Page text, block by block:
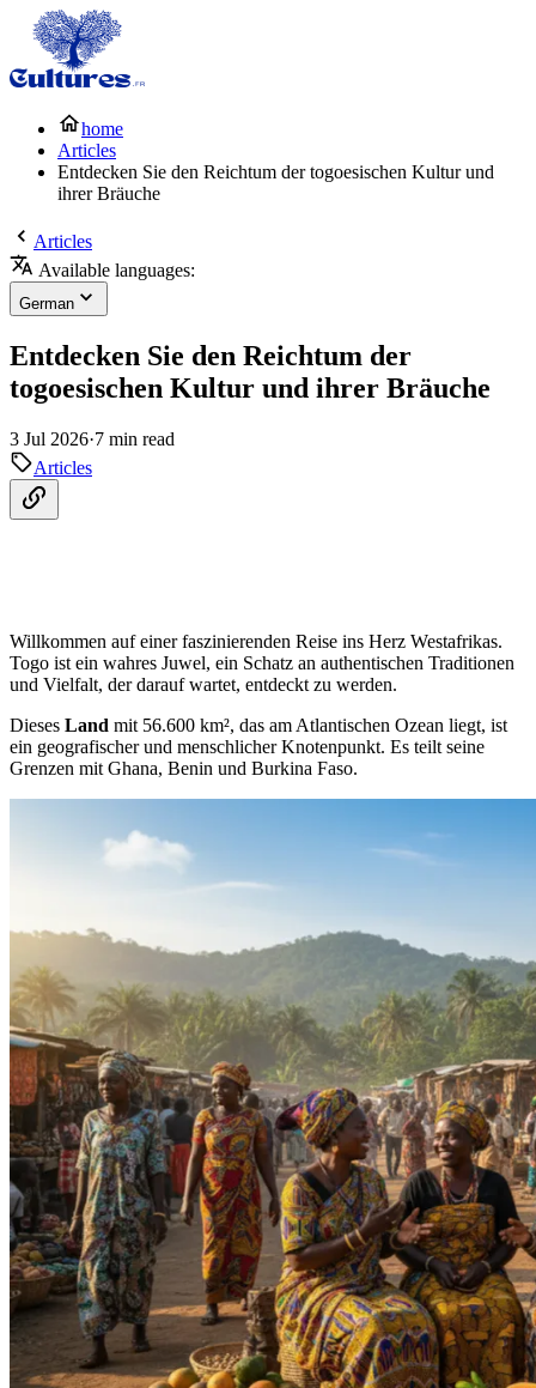
home
Articles
Entdecken Sie den Reichtum der togoesischen Kultur und
ihrer Bräuche
Articles
Available languages:
German
Entdecken Sie den Reichtum der
togoesischen Kultur und ihrer Bräuche
3 Jul 2026·7 min read
Articles
Willkommen auf einer faszinierenden Reise ins Herz Westafrikas.
Togo ist ein wahres Juwel, ein Schatz an authentischen Traditionen
und Vielfalt, der darauf wartet, entdeckt zu werden.
Dieses Land mit 56.600 km², das am Atlantischen Ozean liegt, ist
ein geografischer und menschlicher Knotenpunkt. Es teilt seine
Grenzen mit Ghana, Benin und Burkina Faso.